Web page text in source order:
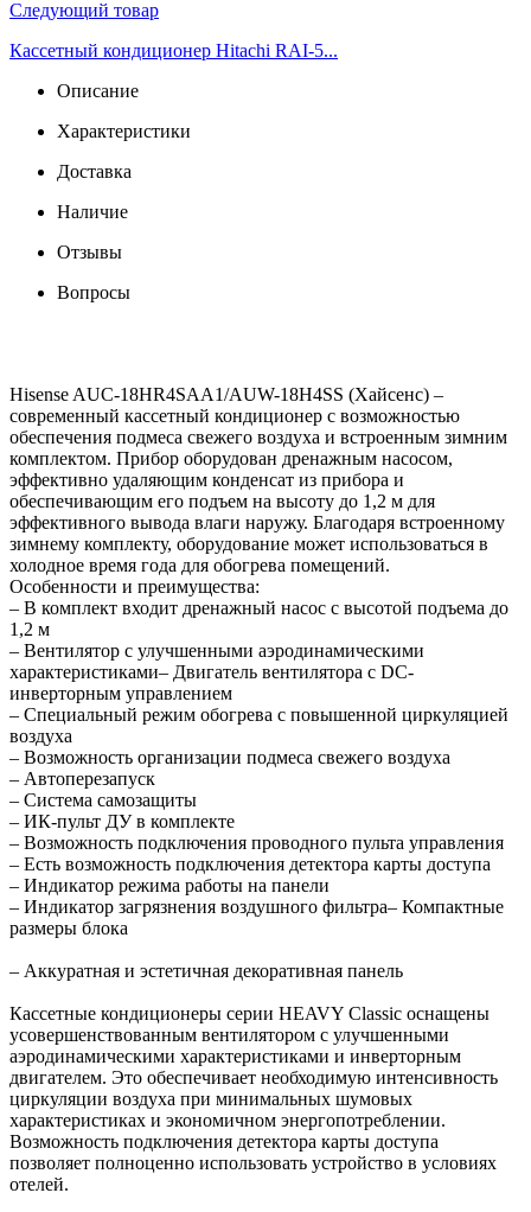
Следующий товар
Кассетный кондиционер Hitachi RAI-5...
Описание
Характеристики
Доставка
Наличие
Отзывы
Вопросы
Hisense AUC-18HR4SAA1/AUW-18H4SS (Хайсенс) –
современный кассетный кондиционер с возможностью
обеспечения подмеса свежего воздуха и встроенным зимним
комплектом. Прибор оборудован дренажным насосом,
эффективно удаляющим конденсат из прибора и
обеспечивающим его подъем на высоту до 1,2 м для
эффективного вывода влаги наружу. Благодаря встроенному
зимнему комплекту, оборудование может использоваться в
холодное время года для обогрева помещений.
Особенности и преимущества:
– В комплект входит дренажный насос с высотой подъема до
1,2 м
– Вентилятор с улучшенными аэродинамическими
характеристиками– Двигатель вентилятора с DC-
инверторным управлением
– Специальный режим обогрева с повышенной циркуляцией
воздуха
– Возможность организации подмеса свежего воздуха
– Автоперезапуск
– Система самозащиты
– ИК-пульт ДУ в комплекте
– Возможность подключения проводного пульта управления
– Есть возможность подключения детектора карты доступа
– Индикатор режима работы на панели
– Индикатор загрязнения воздушного фильтра– Компактные
размеры блока
– Аккуратная и эстетичная декоративная панель
Кассетные кондиционеры серии HEAVY Classic оснащены
усовершенствованным вентилятором с улучшенными
аэродинамическими характеристиками и инверторным
двигателем. Это обеспечивает необходимую интенсивность
циркуляции воздуха при минимальных шумовых
характеристиках и экономичном энергопотреблении.
Возможность подключения детектора карты доступа
позволяет полноценно использовать устройство в условиях
отелей.